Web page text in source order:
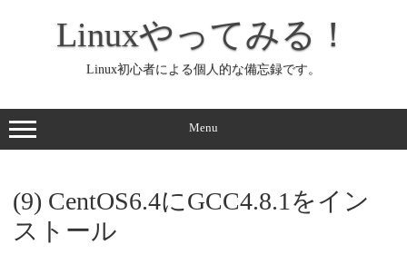
ッ
プ
Linuxやってみる！
Linux初心者による個人的な備忘録です。
Menu
(9) CentOS6.4にGCC4.8.1をイン
ストール